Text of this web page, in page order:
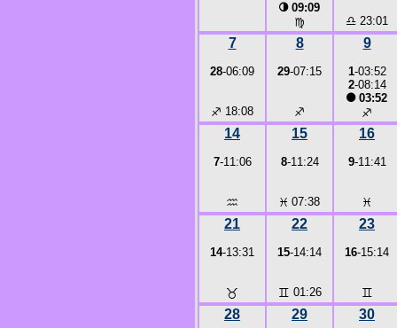
◑09:09
♍ ♎ 23:01
7
28-06:09
♐ 18:08
8
29-07:15
♐
9
1-03:52
2-08:14
●03:52
♐
14
7-11:06
♒
15
8-11:24
♓ 07:38
16
9-11:41
♓
21
14-13:31
♉
22
15-14:14
♊ 01:26
23
16-15:14
♊
28 29 30